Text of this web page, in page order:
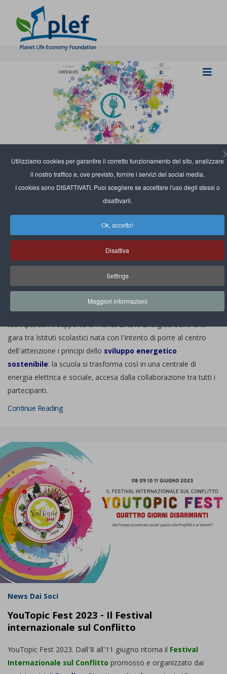
Utilizziamo cookies per garantire il corretto funzionamento del sito, analizzare
il nostro traffico e, ove previsto, fornire i servizi dei social media.
I cookies sono DISATTIVATI. Puoi scegliere se accettare l'uso degli stessi o
disattivarli.
Ok, accetto!
Disattiva
Settings
Maggiori informazioni
Conclusa la prima fase delle "maratone"
scolastiche delle Energiadi!
Si è ufficialmente conclusa la prima fase di maratone
scolastiche delleEnergiadi! Promosse dala gemellataSocial
Ice Aps, con il supporto di Planet Life, le Energiadi sono una
gara tra Istituti scolastici nata con l’intento di porre al centro
dell’attenzione i principi dello sviluppo energetico
sostenibile: la scuola si trasforma così in una centrale di
energia elettrica e sociale, accesa dalla collaborazione tra tutti i
partecipanti.
Continue Reading
News Dai Soci
YouTopic Fest 2023 - Il Festival
internazionale sul Conflitto
YouTopic Fest 2023. Dall'8 all'11 giugno ritorna il Festival
Internazionale sul Conflitto promosso e organizzato dai